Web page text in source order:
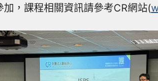
加，課程相關資訊請參考CR網站(